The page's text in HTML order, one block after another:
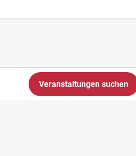
Veranstaltungen suchen